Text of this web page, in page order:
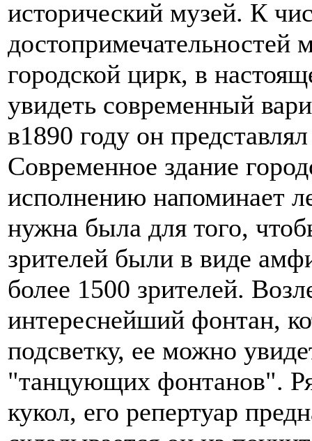
исторический музей. К
достопримечательностей
городской цирк, в
увидеть современный
в1890 году он
Современное здание
исполнению напоминает
нужна была для того,
зрителей были в виде
более 1500 зрителей.
интереснейший фонтан,
подсветку, ее можно
"танцующих фонтанов".
кукол, его репертуар